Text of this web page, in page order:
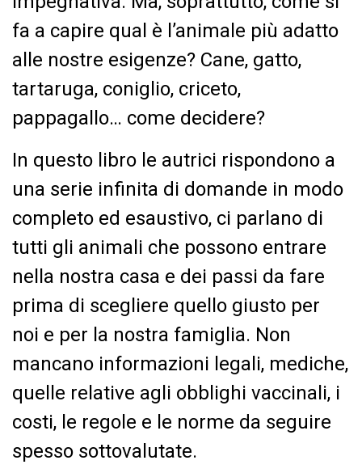
fa a capire qual è l’animale più adatto
alle nostre esigenze? Cane, gatto,
tartaruga, coniglio, criceto,
pappagallo… come decidere?
In questo libro le autrici rispondono a
una serie infinita di domande in modo
completo ed esaustivo, ci parlano di
tutti gli animali che possono entrare
nella nostra casa e dei passi da fare
prima di scegliere quello giusto per
noi e per la nostra famiglia. Non
mancano informazioni legali, mediche,
quelle relative agli obblighi vaccinali, i
costi, le regole e le norme da seguire
spesso sottovalutate.